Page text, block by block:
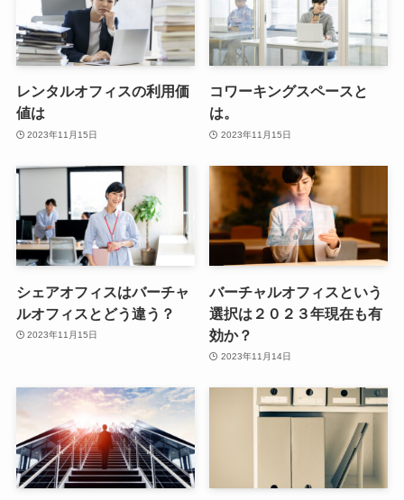
レンタルオフィスの利用価
値は
2023年11月15日
コワーキングスペースと
は。
2023年11月15日
シェアオフィスはバーチャ
ルオフィスとどう違う？
2023年11月15日
バーチャルオフィスという
選択は２０２３年現在も有
効か？
2023年11月14日